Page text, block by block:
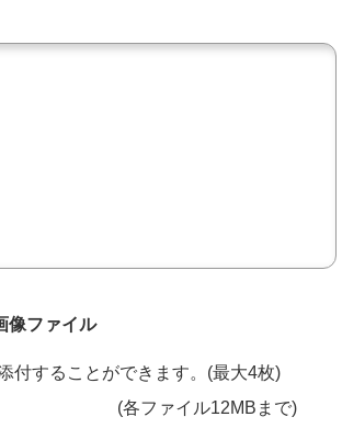
像ファイル
付することができます。(最大4枚)
(各ファイル12MBまで)